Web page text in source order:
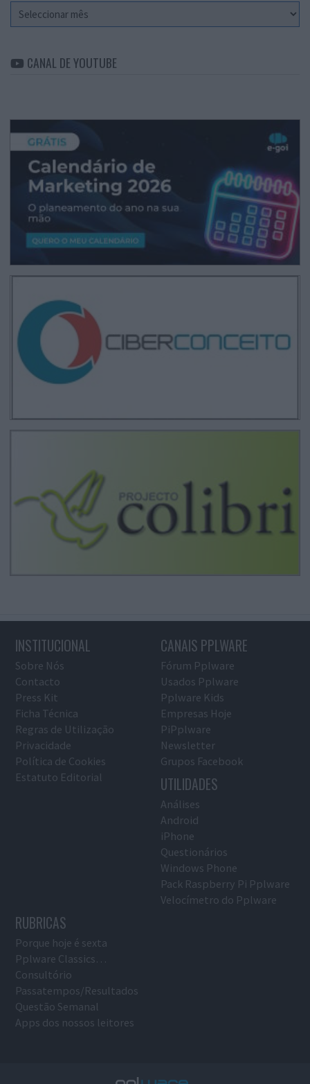
Arquivo
CANAL DE YOUTUBE
INSTITUCIONAL
Sobre Nós
Contacto
Press Kit
Ficha Técnica
Regras de Utilização
Privacidade
Política de Cookies
Estatuto Editorial
CANAIS PPLWARE
Fórum Pplware
Usados Pplware
Pplware Kids
Empresas Hoje
PiPplware
Newsletter
Grupos Facebook
UTILIDADES
Análises
Android
iPhone
Questionários
Windows Phone
Pack Raspberry Pi Pplware
Velocímetro do Pplware
RUBRICAS
Porque hoje é sexta
Pplware Classics…
Consultório
Passatempos/Resultados
Questão Semanal
Apps dos nossos leitores